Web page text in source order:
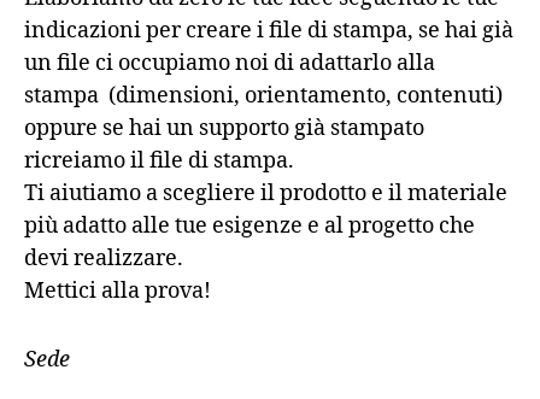
indicazioni per creare i file di stampa, se hai già
un file ci occupiamo noi di adattarlo alla
stampa (dimensioni, orientamento, contenuti)
oppure se hai un supporto già stampato
ricreiamo il file di stampa.
Ti aiutiamo a scegliere il prodotto e il materiale
più adatto alle tue esigenze e al progetto che
devi realizzare.
Mettici alla prova!
Sede